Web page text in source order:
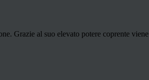
Grazie al suo elevato potere coprente